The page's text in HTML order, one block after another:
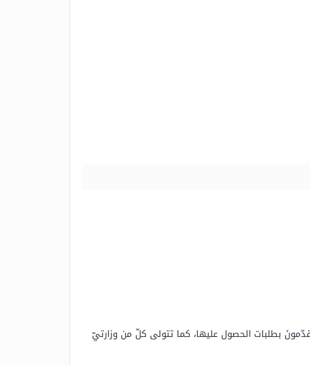
بطلبات الحصول عليها، كما تتولى كلّ من وزارتيّ